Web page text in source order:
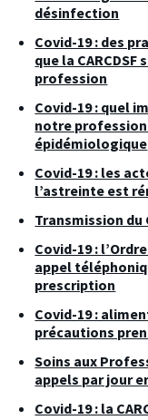
désinfection
Covid-19 : des
que la
profession
Covid-19 : quel
notre profession
épidémiologique
Covid-19 : les
l’astreinte est
Transmission du
Covid-19 :
appel
prescription
Covid-19 :
précautions
Soins aux
appels par jour
Covid-19 : la